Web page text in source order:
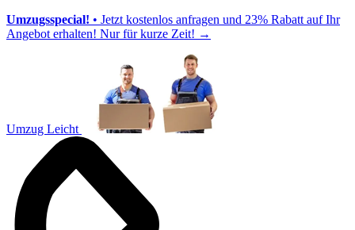
Umzugsspecial! • Jetzt kostenlos anfragen und 23% Rabatt auf Ihr
Angebot erhalten! Nur für kurze Zeit! →
Umzug Leicht